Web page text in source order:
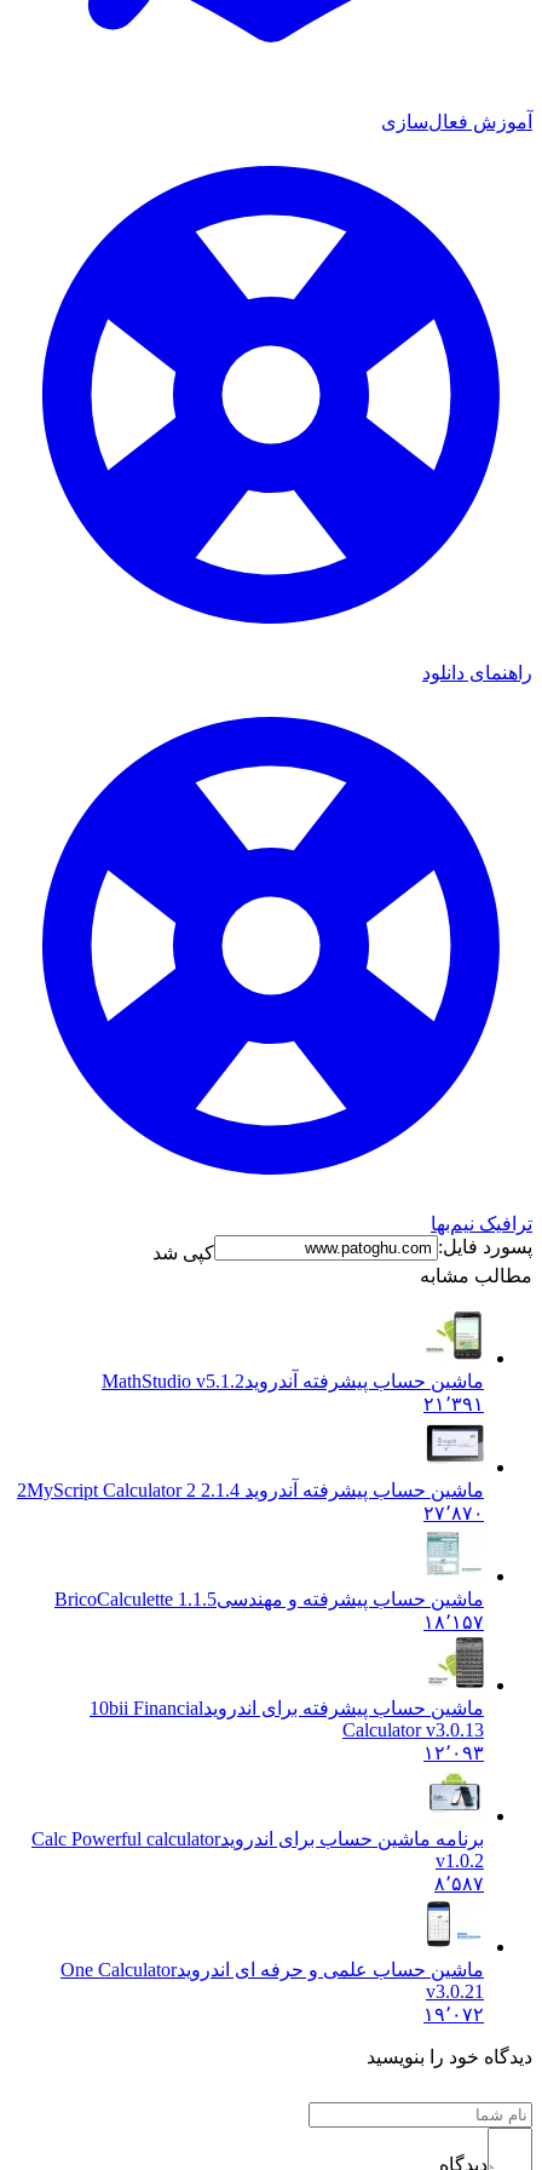
فعال‌سازی
دانلود
نیم‌بها
فایل:
کپی شد
مشابه
ماشین حساب پیشرفته آندروید MathStudio v5.1.2
۲۱٬۳۹۱
ماشین حساب پیشرفته آندروید 2MyScript Calculator 2 2.1.4
۲۷٬۸۷۰
ماشین حساب پیشرفته و مهندسیBricoCalculette 1.1.5
۱۸٬۱۵۷
ماشین حساب پیشرفته برای اندروید 10bii Financial
Calculator v3.0.13
۱۲٬۰۹۳
برنامه ماشین حساب برای اندروید Calc Powerful calculator
ماشین حساب علمی و حرفه ای اندروید One Calculator
v3.0.21
۱۹٬۰۷۲
خود را بنویسید
دیدگاه